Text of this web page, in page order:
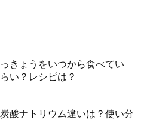
きょうをいつから食べてい
い？レシピは？
酸ナトリウム違いは？使い分